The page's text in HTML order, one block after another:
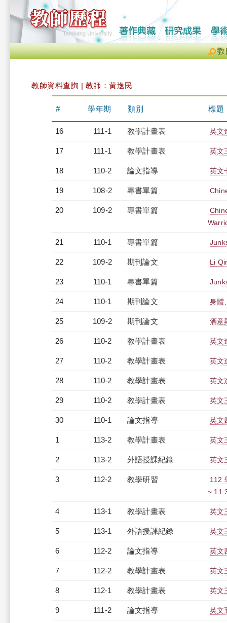
教
教師資料查詢 | 教師：黃逸民
# 學年期 類別 標題
16 111-1 教學計畫表 英文
17 111-1 教學計畫表 英文
18 110-2 論文指導 英文
19 108-2 專書單篇
20 109-2 專書單篇
21 110-1 專書單篇
22 109-2 期刊論文 Li
23 110-1 專書單篇
24 110-1 期刊論文 身體
25 109-2 期刊論文 酒意
26 110-2 教學計畫表 英文
27 110-2 教學計畫表 英文
28 110-2 教學計畫表 英文
29 110-2 教學計畫表 英文
30 110-1 論文指導 英文
1 113-2 教學計畫表 英文
2 113-2 外語授課紀錄 英文
3 112-2 教學研習
112
~
4 113-1 教學計畫表 英文
5 113-1 外語授課紀錄 英文
6 112-2 論文指導 英文
7 112-2 教學計畫表 英文
8 112-1 教學計畫表 英文
9 111-2 論文指導 英文